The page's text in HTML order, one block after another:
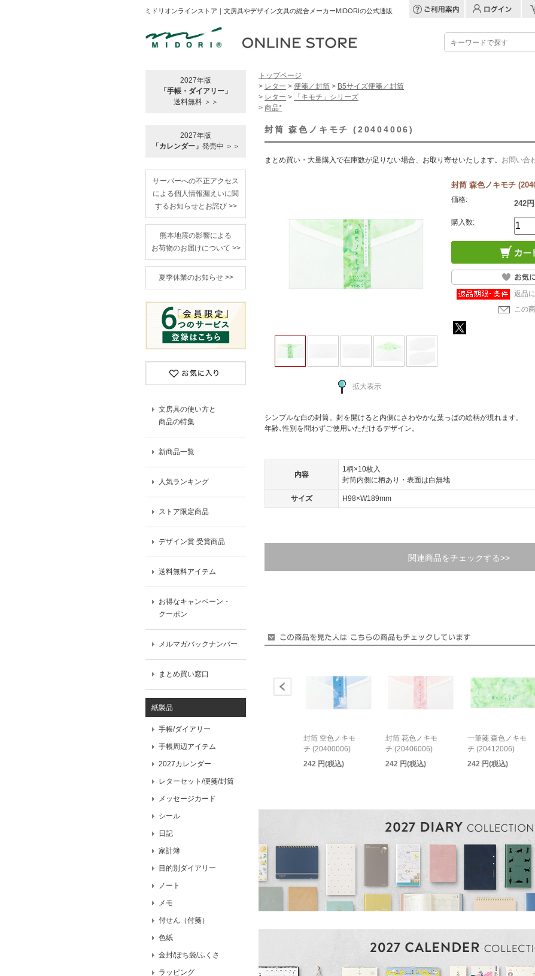
ミドリオンラインストア｜文房具やデザイン文具の総合メーカーMIDORIの公式通販
2027年版
「手帳・ダイアリー」
送料無料 ＞＞
2027年版
「カレンダー」 発売中 ＞＞
サーバーへの不正アクセス
による個人情報漏えいに関
するお知らせとお詫び >>
熊本地震の影響による
お荷物のお届けについて >>
夏季休業のお知らせ >>
文房具の使い方と
商品の特集
新商品一覧
人気ランキング
ストア限定商品
デザイン賞 受賞商品
送料無料アイテム
お得なキャンペーン・
クーポン
メルマガバックナンバー
まとめ買い窓口
紙製品
手帳/ダイアリー
手帳周辺アイテム
2027カレンダー
レターセット/便箋/封筒
メッセージカード
シール
日記
家計簿
目的別ダイアリー
ノート
メモ
付せん（付箋）
色紙
金封/ぽち袋/ふくさ
ラッピング
トップページ
> レター > 便箋／封筒 > B5サイズ便箋／封筒
> レター >
「キモチ」シリーズ
> 商品*
封筒 森色ノキモチ (20404006)
まとめ買い・大量購入で在庫数が足りない場合、お取り寄せいたします。 お問い合
拡大表示
封筒 森色ノキモチ
価格: 242
購入数:
返品
この
シンプルな白の封筒。封を開けると内側にさわやかな葉っぱの絵柄が現れます。
年齢､性別を問わずご使用いただけるデザイン。
内容
1柄×10枚入
封筒内側に柄あり・表面は白無地
サイズ H98×W189mm
関連商品をチェックする>>
封筒 空色ノキモ
チ (20400006)
242 円(税込)
封筒 花色ノキモ
チ (20406006)
242 円(税込)
一筆箋 森色ノキモ
チ (20412006)
242 円(税込)